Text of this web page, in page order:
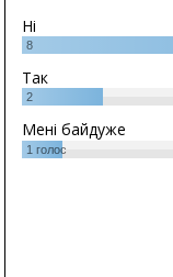
Ні
8
Так
2
Мені байдуже
1 голос